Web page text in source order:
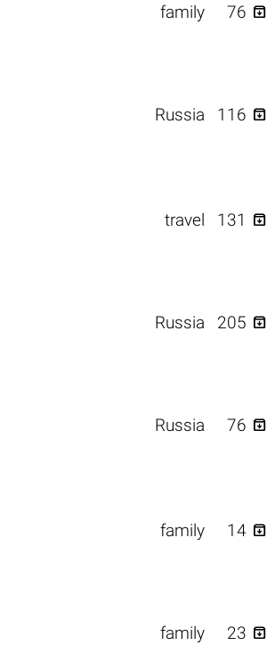
family 76 
Russia 116 
travel 131 
Russia 205 
Russia 76 
family 14 
family 23 